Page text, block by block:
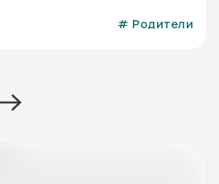
# Родители